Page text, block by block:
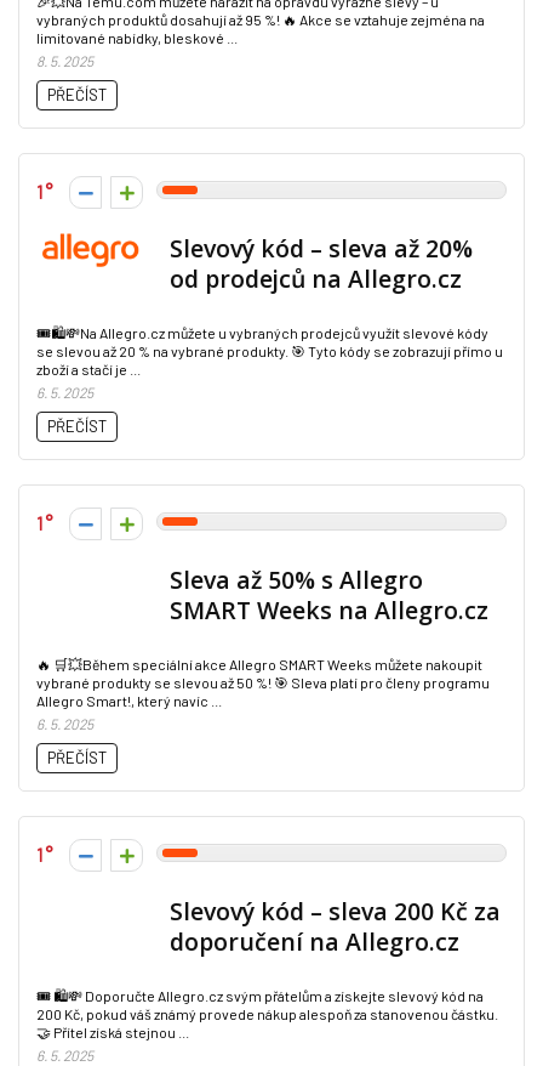
vybraných produktů dosahují až 95 %! 🔥 Akce se vztahuje zejména na
limitované nabídky, bleskové ...
8. 5. 2025
PŘEČÍST
1
Slevový kód – sleva až 20%
od prodejců na Allegro.cz
🎟️🛍️💸Na Allegro.cz můžete u vybraných prodejců využít slevové kódy
se slevou až 20 % na vybrané produkty. 🎯 Tyto kódy se zobrazují přímo u
zboží a stačí je ...
6. 5. 2025
PŘEČÍST
1
Sleva až 50% s Allegro
SMART Weeks na Allegro.cz
🔥 🛒💥Během speciální akce Allegro SMART Weeks můžete nakoupit
vybrané produkty se slevou až 50 %! 🎯 Sleva platí pro členy programu
Allegro Smart!, který navíc ...
6. 5. 2025
PŘEČÍST
1
Slevový kód – sleva 200 Kč za
doporučení na Allegro.cz
🎟️ 🛍️💸 Doporučte Allegro.cz svým přátelům a získejte slevový kód na
200 Kč, pokud váš známý provede nákup alespoň za stanovenou částku.
🤝 Přítel získá stejnou ...
6. 5. 2025